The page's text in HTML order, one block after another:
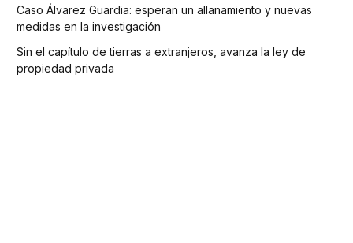
Caso Álvarez Guardia: esperan un allanamiento y nuevas
medidas en la investigación
Sin el capítulo de tierras a extranjeros, avanza la ley de
propiedad privada